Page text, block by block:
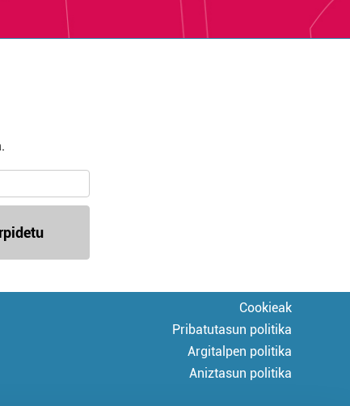
Cookieak
Pribatutasun politika
Argitalpen politika
Aniztasun politika